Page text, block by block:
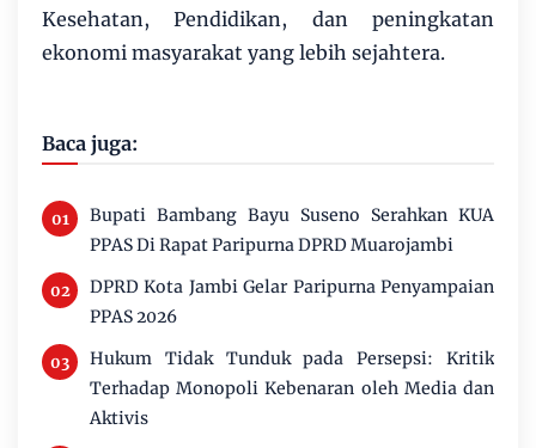
Kesehatan, Pendidikan, dan peningkatan
ekonomi masyarakat yang lebih sejahtera.
Baca juga:
Bupati Bambang Bayu Suseno Serahkan KUA
PPAS Di Rapat Paripurna DPRD Muarojambi
DPRD Kota Jambi Gelar Paripurna Penyampaian
PPAS 2026
Hukum Tidak Tunduk pada Persepsi: Kritik
Terhadap Monopoli Kebenaran oleh Media dan
Aktivis